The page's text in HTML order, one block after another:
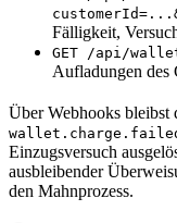
Fälligkeit,
GET /api/
Aufladungen des
Über Webhooks bleibst
Einzugsversuch
ausbleibender
den Mahnprozess.